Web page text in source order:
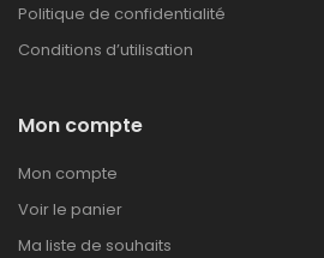
Politique de confidentialité
Conditions d’utilisation
Mon compte
Mon compte
Voir le panier
Ma liste de souhaits